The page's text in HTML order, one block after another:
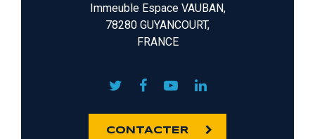
Immeuble Espace VAUBAN,
78280 GUYANCOURT,
FRANCE
CONTACTER